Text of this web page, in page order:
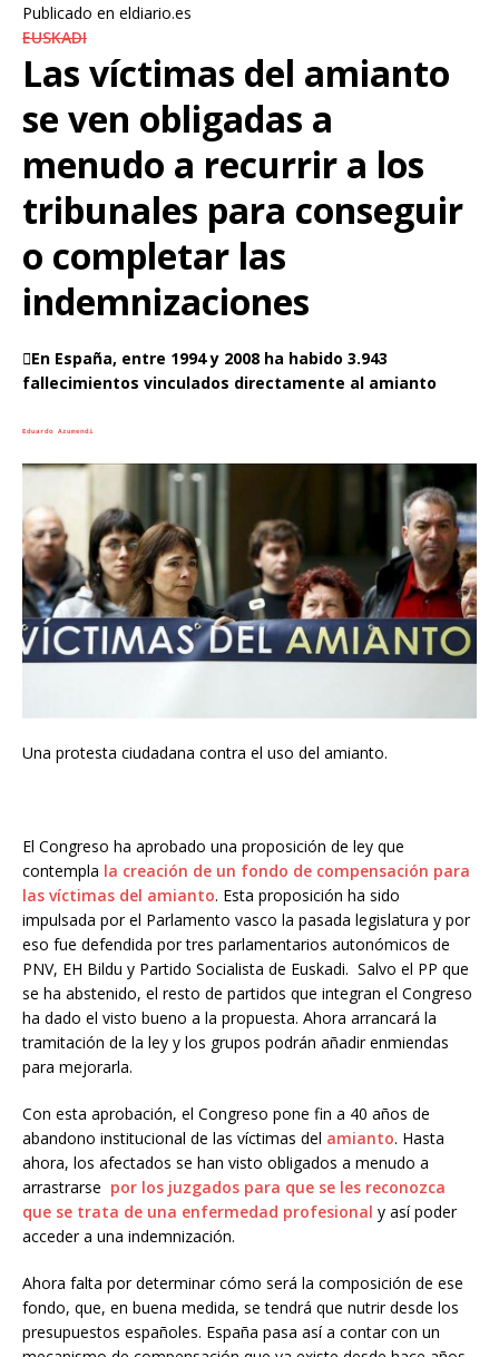
Publicado en eldiario.es
EUSKADI
Las víctimas del amianto
se ven obligadas a
menudo a recurrir a los
tribunales para conseguir
o completar las
indemnizaciones
En España, entre 1994 y 2008 ha habido 3.943
fallecimientos vinculados directamente al amianto
Eduardo Azumendi
Una protesta ciudadana contra el uso del amianto.
El Congreso ha aprobado una proposición de ley que
contempla la creación de un fondo de compensación para
las víctimas del amianto. Esta proposición ha sido
impulsada por el Parlamento vasco la pasada legislatura y por
eso fue defendida por tres parlamentarios autonómicos de
PNV, EH Bildu y Partido Socialista de Euskadi. Salvo el PP que
se ha abstenido, el resto de partidos que integran el Congreso
ha dado el visto bueno a la propuesta. Ahora arrancará la
tramitación de la ley y los grupos podrán añadir enmiendas
para mejorarla.
Con esta aprobación, el Congreso pone fin a 40 años de
abandono institucional de las víctimas del amianto. Hasta
ahora, los afectados se han visto obligados a menudo a
arrastrarse por los juzgados para que se les reconozca
que se trata de una enfermedad profesional y así poder
acceder a una indemnización.
Ahora falta por determinar cómo será la composición de ese
fondo, que, en buena medida, se tendrá que nutrir desde los
presupuestos españoles. España pasa así a contar con un